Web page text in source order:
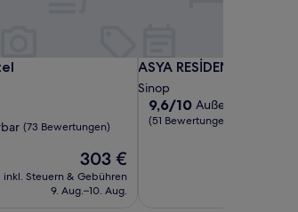
(73 Bewertungen)
Der
Preis
beträgt
303 €
inkl. Steuern & Gebühren
9. Aug.–10. Aug.
ASYA RESİDENCE
ASYA RESİDENCE
Sinop
9.6
von
9,6/10 Außergewöhnlich
(51 Bewertungen)